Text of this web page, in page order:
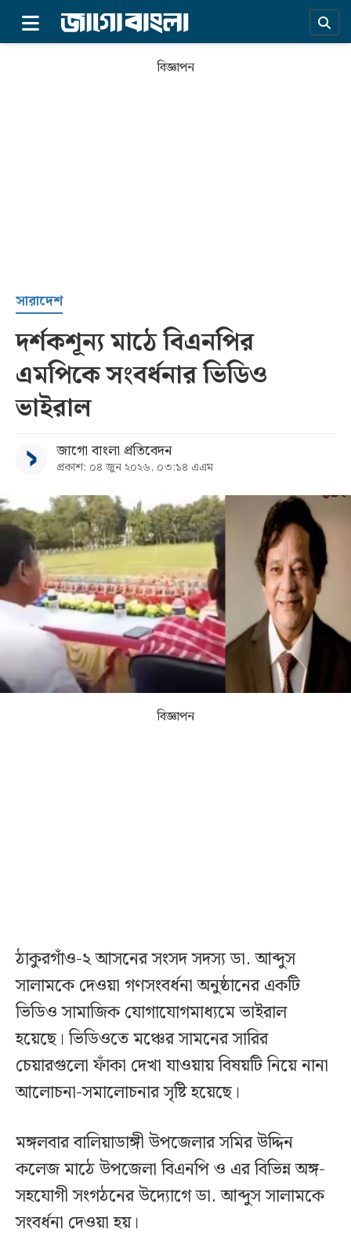
সর্বশেষ
সব
বিভাগ
আর্কাইভ
কনভার্টার
বিজ্ঞাপন
সারাদেশ
দর্শকশূন্য মাঠে বিএনপির
এমপিকে সংবর্ধনার ভিডিও
ভাইরাল
জাগো বাংলা প্রতিবেদন
প্রকাশ: ০৪ জুন ২০২৬, ০৩:১৪ এএম
বিজ্ঞাপন
ঠাকুরগাঁও-২ আসনের সংসদ সদস্য ডা. আব্দুস
সালামকে দেওয়া গণসংবর্ধনা অনুষ্ঠানের একটি
ভিডিও সামাজিক যোগাযোগমাধ্যমে ভাইরাল
হয়েছে। ভিডিওতে মঞ্চের সামনের সারির
চেয়ারগুলো ফাঁকা দেখা যাওয়ায় বিষয়টি নিয়ে নানা
আলোচনা-সমালোচনার সৃষ্টি হয়েছে।
মঙ্গলবার বালিয়াডাঙ্গী উপজেলার সমির উদ্দিন
কলেজ মাঠে উপজেলা বিএনপি ও এর বিভিন্ন অঙ্গ-
সহযোগী সংগঠনের উদ্যোগে ডা. আব্দুস সালামকে
সংবর্ধনা দেওয়া হয়।